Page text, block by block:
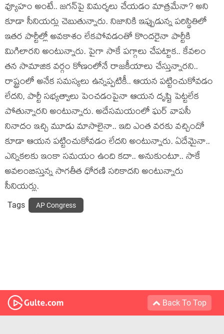
వ్యూహం అంటే.. జ‌గ‌న్‌పై విమ‌ర్శ‌లు చేయ‌డం మాత్ర‌మేనా? అని
కూడా సీనియ‌ర్లు చెబుతున్నారు. నిజానికి ఇప్పుడున్న ప‌రిస్థితిలో
ఇత‌ర పార్టీల్లో అవ‌కాశం లేక‌పోవ‌డంతో కొంద‌రైనా పార్టీకి
మిగిలార‌ని అంటున్నారు. పైగా సాకే ప‌గ్గాలు చేప‌ట్టాక‌.. కేవ‌లం
త‌న సామాజిక వ‌ర్గం కోణంలోనే రాజ‌కీయాలు చేస్తున్నార‌ని..
రాష్ట్రంలో అనేక స‌మ‌స్య‌లు ఉన్న‌ప్ప‌టికీ.. ఆయ‌న ప‌ట్టించుకోవ‌డం
లేద‌ని, పార్టీ స‌భ్య‌త్వాలు పెంచ‌డంపైనా ఆయ‌న దృష్టి పెట్ట‌లేక
పోతున్నార‌ని అంటున్నారు. అదేస‌మ‌యంలో ఘ‌ర్ వాప‌సీ
నినాదం ఇచ్చి మూడు మాసాలైనా.. ఇది ఎంత వ‌ర‌కు వ‌చ్చిందో
కూడా ఆయ‌న ప‌ట్టించుకోవ‌డం లేద‌ని అంటున్నారు. ఏదేమైనా..
ఎన్నిక‌ల‌కు ఇంకా స‌మ‌యం ఉంది క‌దా.. అనుకుంటూ.. సాకే
అవ‌లంబిస్తున్న సాగ‌తీత ధోర‌ణి స‌రికాద‌ని అంటున్నారు
సీనియ‌ర్లు.
Tags AP Congress
Back To Top